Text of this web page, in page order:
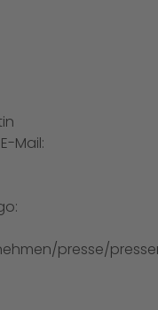
Mail:
presse/